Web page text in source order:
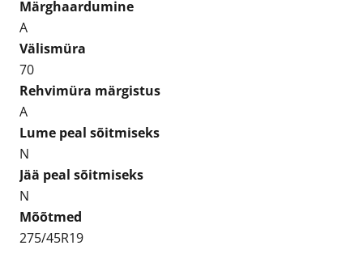
Märghaardumine
A
Välismüra
70
Rehvimüra märgistus
A
Lume peal sõitmiseks
N
Jää peal sõitmiseks
N
Mõõtmed
275/45R19